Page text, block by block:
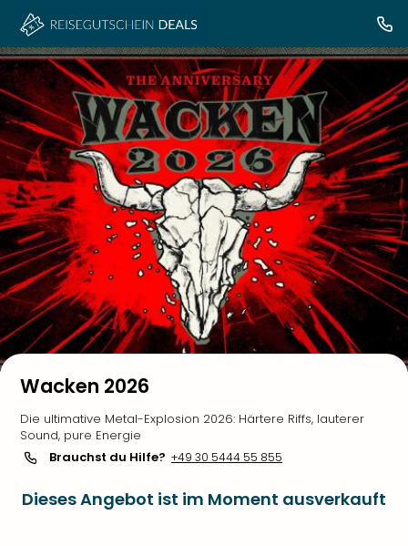
Wacken 2026
Die ultimative Metal-Explosion 2026: Härtere Riffs, lauterer
Sound, pure Energie
Brauchst du Hilfe? +49 30 5444 55 855
Dieses Angebot ist im Moment ausverkauft